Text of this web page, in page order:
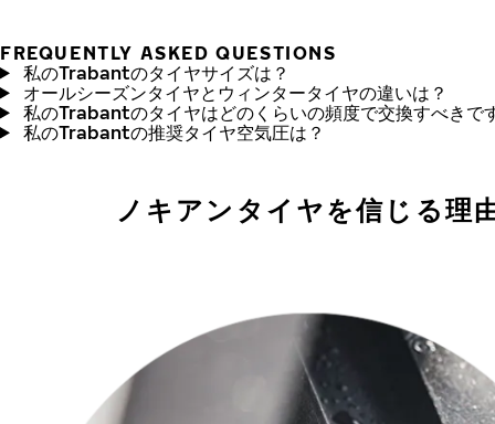
FREQUENTLY ASKED QUESTIONS
私のTrabantのタイヤサイズは？
オールシーズンタイヤとウィンタータイヤの違いは？
私のTrabantのタイヤはどのくらいの頻度で交換すべきで
私のTrabantの推奨タイヤ空気圧は？
ノキアンタイヤを信じる理